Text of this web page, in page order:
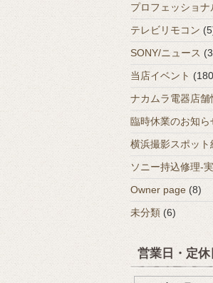
プロフェッショ
テレビリモコン
SONY/ニュース
当店イベント
ナカムラ電器店舗
臨時休業のお知ら
横浜撮影スポット
ソニー持込修理-
Owner page (8)
未分類 (6)
営業日・定